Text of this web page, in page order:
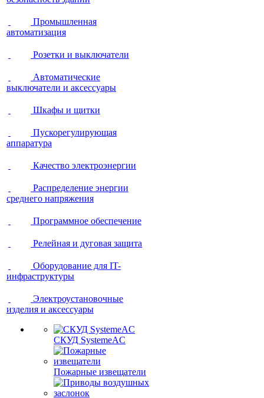
Промышленная
автоматизация
Розетки и выключатели
Автоматические
выключатели и аксессуары
Шкафы и щитки
Пускорегулирующая
аппаратура
Качество электроэнергии
Распределение энергии
среднего напряжения
Программное обеспечение
Релейная и дуговая защита
Оборудование для IT-
инфраструктуры
Электроустановочные
изделия и аксессуары
СКУД SystemeAC
Пожарные извещатели